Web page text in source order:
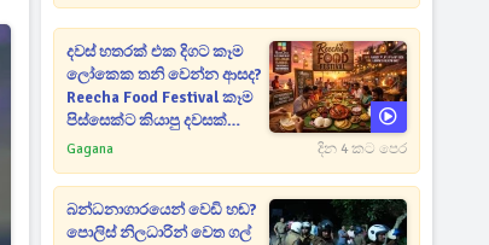
දවස් හතරක් එක දිගට කෑම
ලෝකෙක තනි වෙන්න ආසද?
Reecha Food Festival කෑම
පිස්සෙක්ට කියාපු දවසක්
මෙන්න
Gagana දින 4 කට පෙර
බන්ධනාගාරයෙන් වෙඩි හඬ?
පොලිස් නිලධාරින් වෙත ගල්